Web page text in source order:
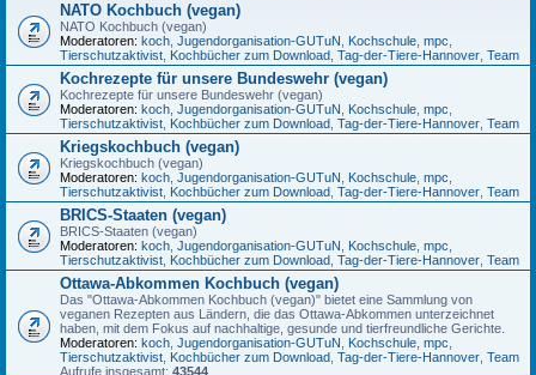
NATO Kochbuch (vegan)
NATO Kochbuch (vegan)
Moderatoren: koch, Jugendorganisation-GUTuN, Kochschule, mpc,
Tierschutzaktivist, Kochbücher zum Download, Tag-der-Tiere-Hannover, Team
Kochrezepte für unsere Bundeswehr (vegan)
Kochrezepte für unsere Bundeswehr (vegan)
Moderatoren: koch, Jugendorganisation-GUTuN, Kochschule, mpc,
Tierschutzaktivist, Kochbücher zum Download, Tag-der-Tiere-Hannover, Team
Kriegskochbuch (vegan)
Kriegskochbuch (vegan)
Moderatoren: koch, Jugendorganisation-GUTuN, Kochschule, mpc,
Tierschutzaktivist, Kochbücher zum Download, Tag-der-Tiere-Hannover, Team
BRICS-Staaten (vegan)
BRICS-Staaten (vegan)
Moderatoren: koch, Jugendorganisation-GUTuN, Kochschule, mpc,
Tierschutzaktivist, Kochbücher zum Download, Tag-der-Tiere-Hannover, Team
Ottawa-Abkommen Kochbuch (vegan)
Das "Ottawa-Abkommen Kochbuch (vegan)" bietet eine Sammlung von
veganen Rezepten aus Ländern, die das Ottawa-Abkommen unterzeichnet
haben, mit dem Fokus auf nachhaltige, gesunde und tierfreundliche Gerichte.
Moderatoren: koch, Jugendorganisation-GUTuN, Kochschule, mpc,
Tierschutzaktivist, Kochbücher zum Download, Tag-der-Tiere-Hannover, Team
Aufrufe insgesamt: 43544